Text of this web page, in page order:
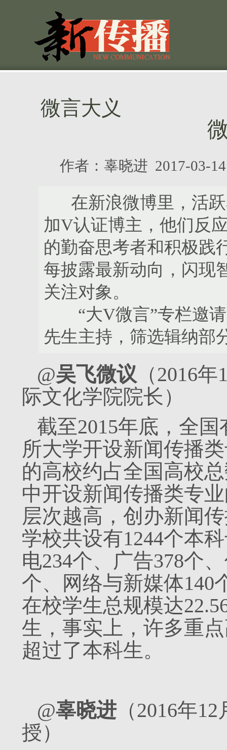
微言大义
作者： 辜晓进 2017-03-
在新浪微博里，活跃
加V认证博主，他们反
的勤奋思考者和积极践
每披露最新动向，闪现
关注对象。
“大V微言”专栏邀请
先生主持，筛选辑纳部
@吴飞微议 （2016
际文化学院院长）
截至2015年底，全
所大学开设新闻传播
的高校约占全国高校总
中开设新闻传播类专
层次越高，创办新闻
学校共设有1244个本
电234个、广告378个
个、网络与新媒体140
在校学生总规模达
生，事实上，许多重
超过了本科生。
@辜晓进 （2016年
授）